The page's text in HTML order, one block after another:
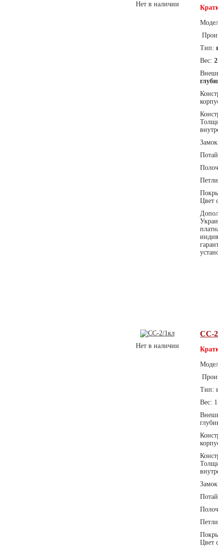
Нет в наличии
Тип:
Вес:
Цвет
Нет в наличии
СС-
Тип:
Вес:
Цвет